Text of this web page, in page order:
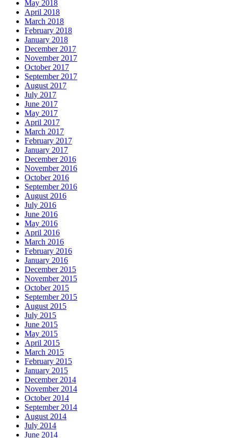
May 2018
April 2018
March 2018
February 2018
January 2018
December 2017
November 2017
October 2017
September 2017
August 2017
July 2017
June 2017
May 2017
April 2017
March 2017
February 2017
January 2017
December 2016
November 2016
October 2016
September 2016
August 2016
July 2016
June 2016
May 2016
April 2016
March 2016
February 2016
January 2016
December 2015
November 2015
October 2015
September 2015
August 2015
July 2015
June 2015
May 2015
April 2015
March 2015
February 2015
January 2015
December 2014
November 2014
October 2014
September 2014
August 2014
July 2014
June 2014